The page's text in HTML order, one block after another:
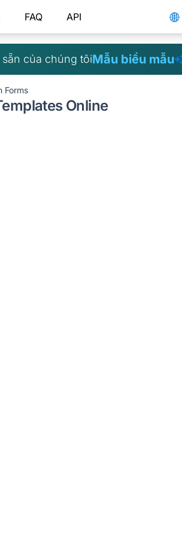
FAQ API
của chúng tôiMẫu biểu mẫu
Forms
Online